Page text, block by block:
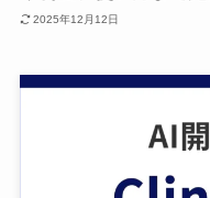
2025年12月12日